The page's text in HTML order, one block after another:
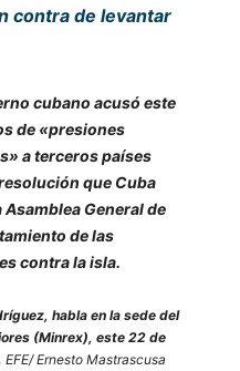
contra de levantar
cubano acusó este
de «presiones
a terceros países
que Cuba
General de
de las
contra la isla.
habla en la sede del
(Minrex), este 22 de
EFE/ Ernesto Mastrascusa